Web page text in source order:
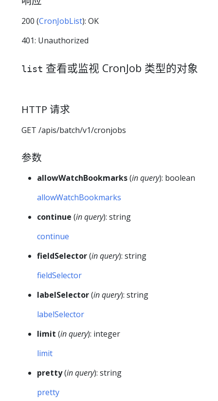
200 (CronJobList): OK
401: Unauthorized
list 查看或监视 CronJob 类型的对象
HTTP 请求
GET /apis/batch/v1/cronjobs
参数
allowWatchBookmarks(in query): boolean
allowWatchBookmarks
continue (in query): string
continue
fieldSelector(in query): string
fieldSelector
labelSelector(in query): string
labelSelector
limit (in query): integer
limit
pretty(in query): string
pretty